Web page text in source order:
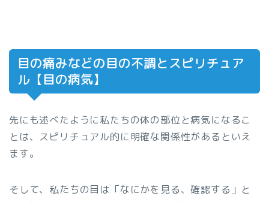
目の痛みなどの目の不調とスピリチュア
ル【目の病気】
先にも述べたように私たちの体の部位と病気になるこ
とは、スピリチュアル的に明確な関係性があるといえ
ます。
そして、私たちの目は「なにかを見る、確認する」と